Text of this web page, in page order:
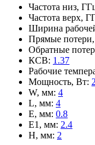
Частота низ,
Частота верх,
Ширина
Прямые
Обратные
КСВ: 1.37
Рабочие
Мощность, Вт: 2
W, мм: 4
L, мм: 4
E, мм: 0.8
E1, мм: 2.4
H, мм: 2